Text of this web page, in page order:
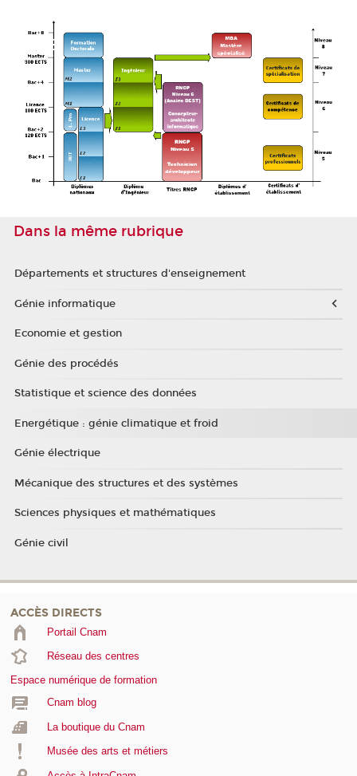
Dans la même rubrique
Départements et structures d'enseignement
Génie informatique
Economie et gestion
Génie des procédés
Statistique et science des données
Energétique : génie climatique et froid
Génie électrique
Mécanique des structures et des systèmes
Sciences physiques et mathématiques
Génie civil
ACCÈS DIRECTS
Portail Cnam
Réseau des centres
Espace numérique de formation
Cnam blog
La boutique du Cnam
Musée des arts et métiers